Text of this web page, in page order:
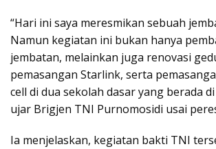
“Hari ini saya meresmikan sebuah
Namun kegiatan ini bukan hanya
jembatan, melainkan juga renovasi
pemasangan Starlink, serta
cell di dua sekolah dasar yang berada
ujar Brigjen TNI Purnomosidi usai
Ia menjelaskan, kegiatan bakti TNI